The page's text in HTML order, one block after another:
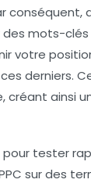
des mots-clés
votre
derniers.
ainsi
pour tester
sur des